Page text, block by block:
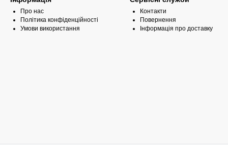
Про нас
Політика конфіденційності
Умови використання
Контакти
Повернення
Інформація про доставку